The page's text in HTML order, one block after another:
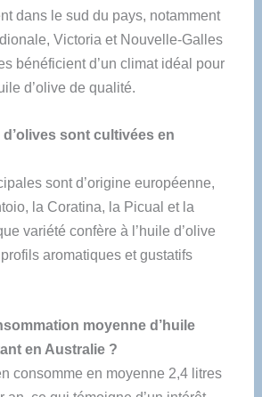
dans le sud du pays, notamment
Victoria et Nouvelle-Galles
bénéficient d’un climat idéal pour
d’olive de qualité.
sont cultivées en
sont d’origine européenne,
la Coratina, la Picual et la
variété confère à l’huile d’olive
aromatiques et gustatifs
moyenne d’huile
en Australie ?
consomme en moyenne 2,4 litres